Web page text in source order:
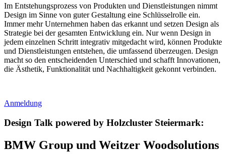
Im Entstehungsprozess von Produkten und Dienstleistungen nimmt
Design im Sinne von guter Gestaltung eine Schlüsselrolle ein.
Immer mehr Unternehmen haben das erkannt und setzen Design als
Strategie bei der gesamten Entwicklung ein. Nur wenn Design in
jedem einzelnen Schritt integrativ mitgedacht wird, können Produkte
und Dienstleistungen entstehen, die umfassend überzeugen. Design
macht so den entscheidenden Unterschied und schafft Innovationen,
die Ästhetik, Funktionalität und Nachhaltigkeit gekonnt verbinden.
Anmeldung
Design Talk powered by Holzcluster Steiermark:
BMW Group und Weitzer Woodsolutions